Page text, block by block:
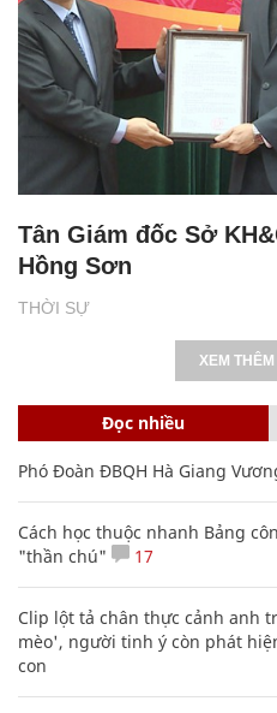
THỜI SỰ
Tân Giám đốc Sở
Hồng Sơn
XEM
Đọc nhiều
Phó Đoàn ĐBQH Hà Giang
Cách học thuộc nhanh Bảng
"thần chú"
17
Clip lột tả chân thực cảnh anh
mèo', người tinh ý còn phát
con